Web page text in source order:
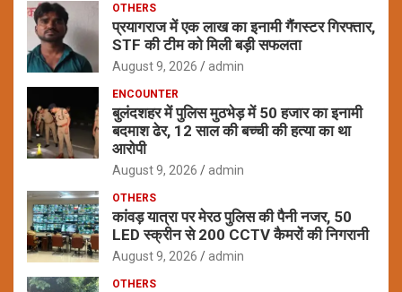
OTHERS
प्रयागराज में एक लाख का इनामी गैंगस्टर गिरफ्तार,
STF की टीम को मिली बड़ी सफलता
August 9, 2026 admin
ENCOUNTER
बुलंदशहर में पुलिस मुठभेड़ में 50 हजार का इनामी
बदमाश ढेर, 12 साल की बच्ची की हत्या का था
आरोपी
August 9, 2026 admin
OTHERS
कांवड़ यात्रा पर मेरठ पुलिस की पैनी नजर, 50
LED स्क्रीन से 200 CCTV कैमरों की निगरानी
August 9, 2026 admin
OTHERS